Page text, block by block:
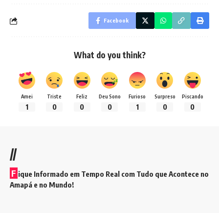
Facebook
What do you think?
Amei
1
Triste
0
Feliz
0
Deu Sono
0
Furioso
1
Surpreso
0
Piscando
0
//
F ique Informado em Tempo Real com Tudo que Acontece no
Amapá e no Mundo!